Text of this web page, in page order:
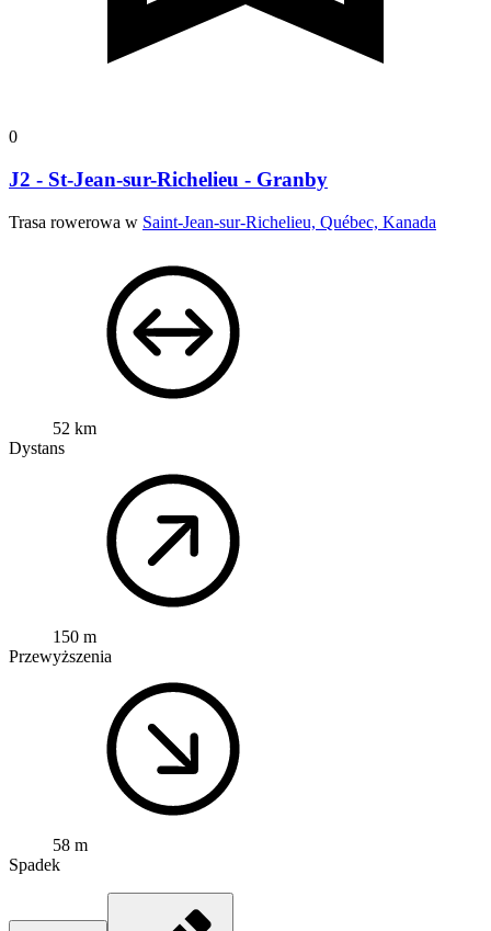
0
J2 - St-Jean-sur-Richelieu - Granby
Trasa rowerowa w Saint-Jean-sur-Richelieu, Québec, Kanada
52 km
Dystans
150 m
Przewyższenia
58 m
Spadek